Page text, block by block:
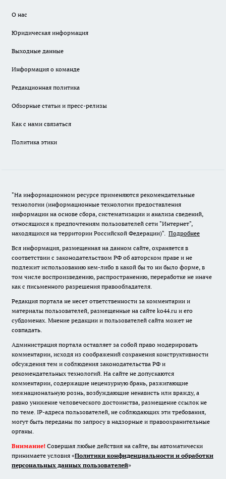
О нас
Юридическая информация
Выходные данные
Информация о команде
Редакционная политика
Обзорные статьи и пресс-релизы
Как с нами связаться
Политика этики
"На информационном ресурсе применяются рекомендательные
технологии (информационные технологии предоставления
информации на основе сбора, систематизации и анализа сведений,
относящихся к предпочтениям пользователей сети "Интернет",
находящихся на территории Российской Федерации)". Подробнее
Вся информация, размещенная на данном сайте, охраняется в
соответствии с законодательством РФ об авторском праве и не
подлежит использованию кем-либо в какой бы то ни было форме, в
том числе воспроизведению, распространению, переработке не иначе
как с письменного разрешения правообладателя.
Редакция портала не несет ответственности за комментарии и
материалы пользователей, размещенные на сайте ko44.ru и его
субдоменах. Мнение редакции и пользователей сайта может не
совпадать.
Администрация портала оставляет за собой право модерировать
комментарии, исходя из соображений сохранения конструктивности
обсуждения тем и соблюдения законодательства РФ и
рекомендательных технологий. На сайте не допускаются
комментарии, содержащие нецензурную брань, разжигающие
межнациональную рознь, возбуждающие ненависть или вражду, а
равно унижение человеческого достоинства, размещение ссылок не
по теме. IP-адреса пользователей, не соблюдающих эти требования,
могут быть переданы по запросу в надзорные и правоохранительные
органы.
Внимание! Совершая любые действия на сайте, вы автоматически
принимаете условия «Политики конфиденциальности и обработки
персональных данных пользователей»